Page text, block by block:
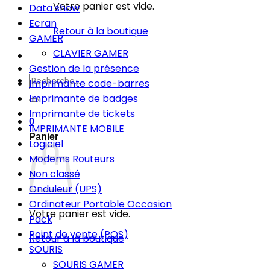
Votre panier est vide.
Retour à la boutique
Recherche
pour :
0
Panier
Votre panier est vide.
Retour à la boutique
Data show
Ecran
GAMER
CLAVIER GAMER
Gestion de la présence
Imprimante code-barres
Imprimante de badges
Imprimante de tickets
IMPRIMANTE MOBILE
Logiciel
Modems Routeurs
Non classé
Onduleur (UPS)
Ordinateur Portable Occasion
Pack
Point de vente (POS)
SOURIS
SOURIS GAMER